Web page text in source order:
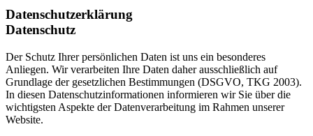
Datenschutzerklärung
Datenschutz
Der Schutz Ihrer persönlichen Daten ist uns ein besonderes
Anliegen. Wir verarbeiten Ihre Daten daher ausschließlich auf
Grundlage der gesetzlichen Bestimmungen (DSGVO, TKG 2003).
In diesen Datenschutzinformationen informieren wir Sie über die
wichtigsten Aspekte der Datenverarbeitung im Rahmen unserer
Website.